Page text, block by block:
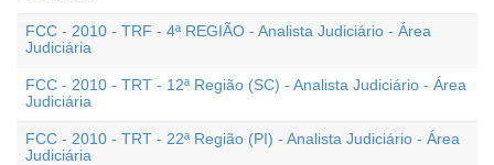
FCC - 2010 - TRF - 4ª REGIÃO - Analista Judiciário - Área
Judiciária
FCC - 2010 - TRT - 12ª Região (SC) - Analista Judiciário - Área
Judiciária
FCC - 2010 - TRT - 22ª Região (PI) - Analista Judiciário - Área
Judiciária